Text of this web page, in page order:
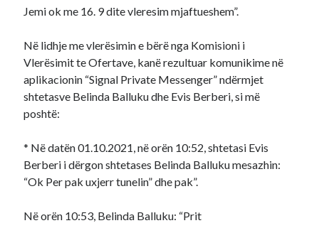
Jemi ok me 16. 9 dite vleresim mjaftueshem”.
Në lidhje me vlerësimin e bërë nga Komisioni i
Vlerësimit te Ofertave, kanë rezultuar komunikime në
aplikacionin “Signal Private Messenger” ndërmjet
shtetasve Belinda Balluku dhe Evis Berberi, si më
poshtë:
* Në datën 01.10.2021, në orën 10:52, shtetasi Evis
Berberi i dërgon shtetases Belinda Balluku mesazhin:
“Ok Per pak uxjerr tunelin” dhe pak”.
Në orën 10:53, Belinda Balluku: “Prit